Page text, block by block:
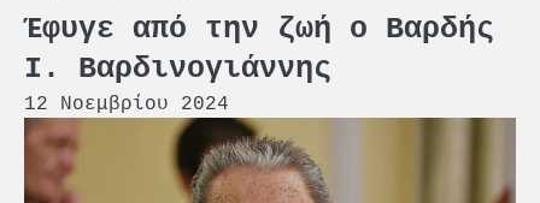
Έφυγε από την ζωή ο Βαρδής
Ι. Βαρδινογιάννης
12 Νοεμβρίου 2024